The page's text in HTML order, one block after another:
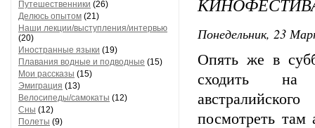
Путешественники (26)
Делюсь опытом (21)
Наши лекции/выступления/интервью
(20)
Иностранные языки (19)
Плавания водные и подводные (15)
Мои рассказы (15)
Эмиграция (13)
Велосипеды/самокаты (12)
Сны (12)
Полеты (9)
Понедельник, 23
Опять же в
сходить на
посмотреть там